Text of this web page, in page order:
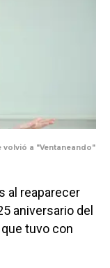
a "Ventaneando"
al reaparecer
aniversario del
tuvo con